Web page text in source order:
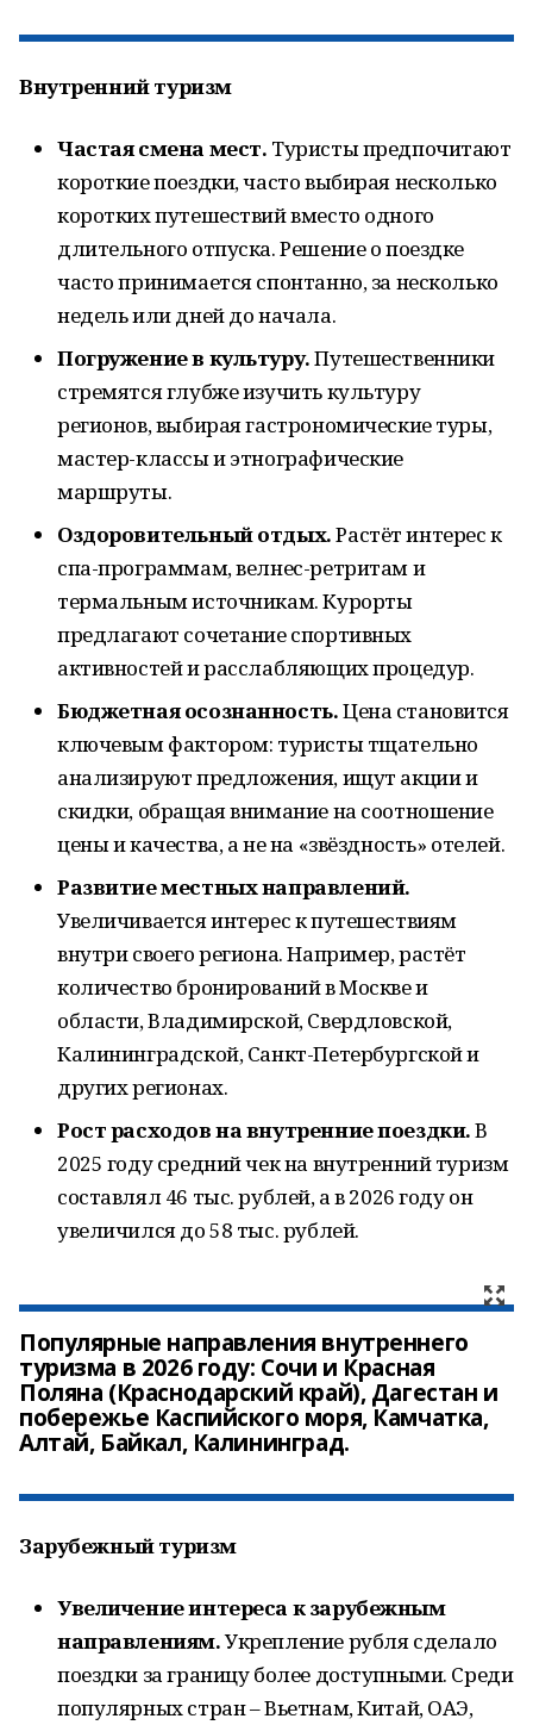
Внутренний туризм
Частая смена мест. Туристы предпочитают
короткие поездки, часто выбирая несколько
коротких путешествий вместо одного
длительного отпуска. Решение о поездке
часто принимается спонтанно, за несколько
недель или дней до начала.
Погружение в культуру.Путешественники
стремятся глубже изучить культуру
регионов, выбирая гастрономические туры,
мастер-классы и этнографические
маршруты.
Оздоровительный отдых.Растёт интерес к
спа-программам, велнес-ретритам и
термальным источникам. Курорты
предлагают сочетание спортивных
активностей и расслабляющих процедур.
Бюджетная осознанность.Цена становится
ключевым фактором: туристы тщательно
анализируют предложения, ищут акции и
скидки, обращая внимание на соотношение
цены и качества, а не на «звёздность» отелей.
Развитие местных направлений.
Увеличивается интерес к путешествиям
внутри своего региона. Например, растёт
количество бронирований в Москве и
области, Владимирской, Свердловской,
Калининградской, Санкт-Петербургской и
других регионах.
Рост расходов на внутренние поездки.В
2025 году средний чек на внутренний туризм
составлял 46 тыс. рублей, а в 2026 году он
увеличился до 58 тыс. рублей.
Популярные направления внутреннего
туризма в 2026 году: Сочи и Красная
Поляна (Краснодарский край), Дагестан и
побережье Каспийского моря, Камчатка,
Алтай, Байкал, Калининград.
Зарубежный туризм
Увеличение интереса к зарубежным
направлениям.Укрепление рубля сделало
поездки за границу более доступными. Среди
популярных стран – Вьетнам, Китай, ОАЭ,